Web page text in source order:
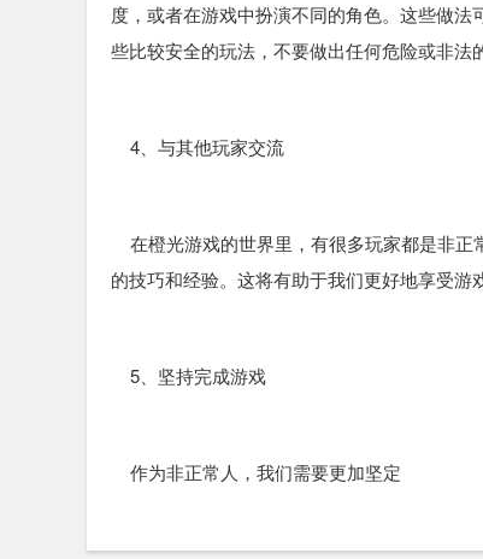
度，或者在游戏中扮演不同的角色。这些做
些比较安全的玩法，不要做出任何危险或非法
4、与其他玩家交流
在橙光游戏的世界里，有很多玩家都是非正
的技巧和经验。这将有助于我们更好地享受游
5、坚持完成游戏
作为非正常人，我们需要更加坚定